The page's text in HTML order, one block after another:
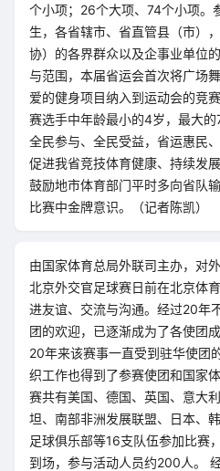
个小项；26个大项、74个小项。
生，各省辖市、省直管县（市）
协）的各界群众以及企事业单位
与范围，本届省运会首次将广场
爱的健身项目纳入到运动会的竞
赛选手中年龄最小的4岁，最大
全民参与、全民受益，省运惠民
促进我省竞技体育健康、持续发
鼓励地市体育部门平时多向省队
比赛中金牌意识。（记者陈凯）
由国家体育总局外联司主办，对
北京外交官足球赛日前在北京体
进友谊、交流与沟通。经过20年
团的欢迎，已逐渐成为了各使团
20年来该赛事一直受到驻华使团
织工作也得到了参赛使团和国家
赛共有美国、德国、英国、意大
坦、南部非洲发展联盟、日本、
足球俱乐部等16支队伍参加比赛
到场，参与活动人员约200人。